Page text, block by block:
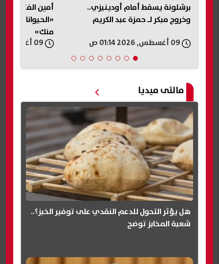
برشلونة يسقط أمام أودينيزي..
وخروج مبكر لـ حمزة عبد الكريم
أمين الفتوى
«الحيوانات
منك»
مالتى ميديا
هل يؤثر التحول للدعم النقدي على توفير الخبز؟..
شعبة المخابز توضح